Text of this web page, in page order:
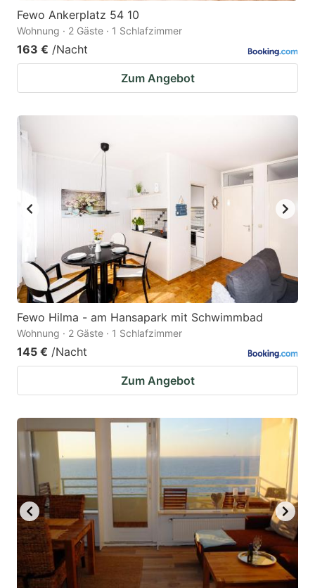
Fewo Ankerplatz 54 10
Wohnung · 2 Gäste · 1 Schlafzimmer
163 € /Nacht
Zum Angebot
Fewo Hilma - am Hansapark mit Schwimmbad
Wohnung · 2 Gäste · 1 Schlafzimmer
145 € /Nacht
Zum Angebot